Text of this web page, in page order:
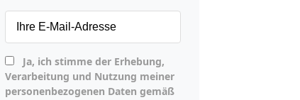
Verarbeitung und Nutzung meiner
personenbezogenen Daten gemäß